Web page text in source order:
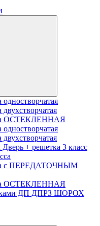
одностворчатая
ОСТЕКЛЕННАЯ
одностворчатая
+ решетка 3 класс
с ПЕРЕДАТОЧНЫМ
ОСТЕКЛЕННАЯ
ДП ДПРЗ ШОРОХ